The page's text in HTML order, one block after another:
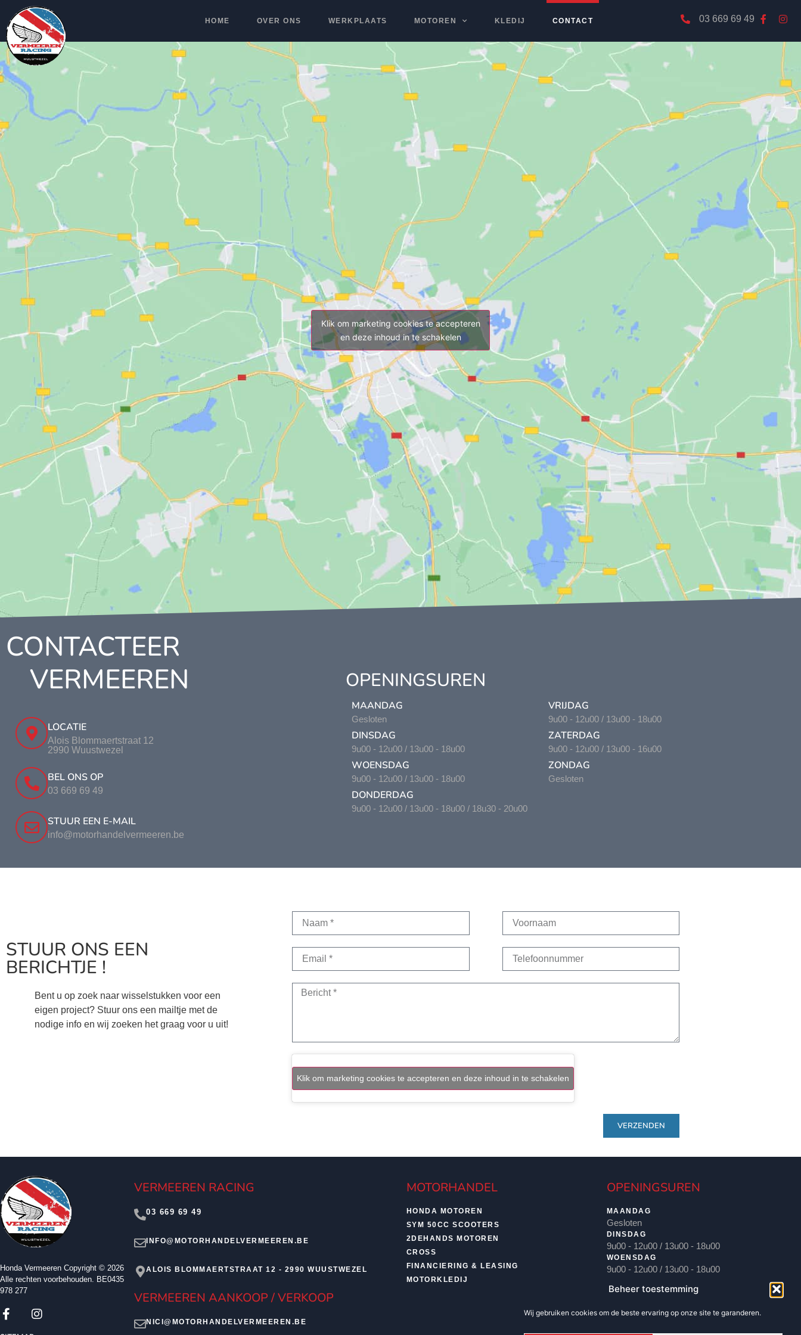
Beheer toestemming
Wij gebruiken cookies om de beste ervaring op onze site te garanderen.
HOME OVER ONS WERKPLAATS MOTOREN KLEDIJ CONTACT 03 669 69 49
Klik om marketing cookies te accepteren
en deze inhoud in te schakelen
CONTACTEER
VERMEEREN
LOCATIE
Alois Blommaertstraat 12
2990 Wuustwezel
BEL ONS OP
03 669 69 49
STUUR EEN E-MAIL
info@motorhandelvermeeren.be
OPENINGSUREN
MAANDAG
Gesloten
DINSDAG
9u00 - 12u00 / 13u00 - 18u00
WOENSDAG
9u00 - 12u00 / 13u00 - 18u00
DONDERDAG
9u00 - 12u00 / 13u00 - 18u00 / 18u30 - 20u00
VRIJDAG
9u00 - 12u00 / 13u00 - 18u00
ZATERDAG
9u00 - 12u00 / 13u00 - 16u00
ZONDAG
Gesloten
STUUR ONS EEN
BERICHTJE !
Bent u op zoek naar wisselstukken voor een
eigen project? Stuur ons een mailtje met de
nodige info en wij zoeken het graag voor u uit!
Klik om marketing cookies te accepteren en deze inhoud in te schakelen
VERZENDEN
Honda Vermeeren Copyright © 2026
Alle rechten voorbehouden. BE0435
978 277
VERMEEREN RACING
03 669 69 49
INFO@MOTORHANDELVERMEEREN.BE
ALOIS BLOMMAERTSTRAAT 12 - 2990 WUUSTWEZEL
VERMEEREN AANKOOP / VERKOOP
NICI@MOTORHANDELVERMEEREN.BE
MOTORHANDEL
HONDA MOTOREN
SYM 50CC SCOOTERS
2DEHANDS MOTOREN
CROSS
FINANCIERING & LEASING
MOTORKLEDIJ
OPENINGSUREN
MAANDAG
Gesloten
DINSDAG
9u00 - 12u00 / 13u00 - 18u00
WOENSDAG
9u00 - 12u00 / 13u00 - 18u00
9u00 - 12u00 / 13u00 - 18u00 / 18u30 - 20u00
9u00 - 12u00 / 13u00 - 18u00